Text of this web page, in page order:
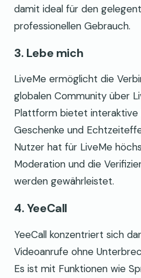
damit ideal für den
professionellen Gebrauch.
3. Lebe mich
LiveMe ermöglicht die
globalen Community über
Plattform bietet interaktive
Geschenke und
Nutzer hat für LiveMe
Moderation und die
werden gewährleistet.
4. YeeCall
YeeCall konzentriert sich
Videoanrufe ohne
Es ist mit Funktionen wie